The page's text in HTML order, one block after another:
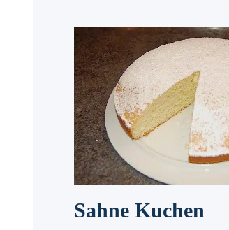
SÄTTIGENDES
ABENDESSEN!
Sahne Kuchen